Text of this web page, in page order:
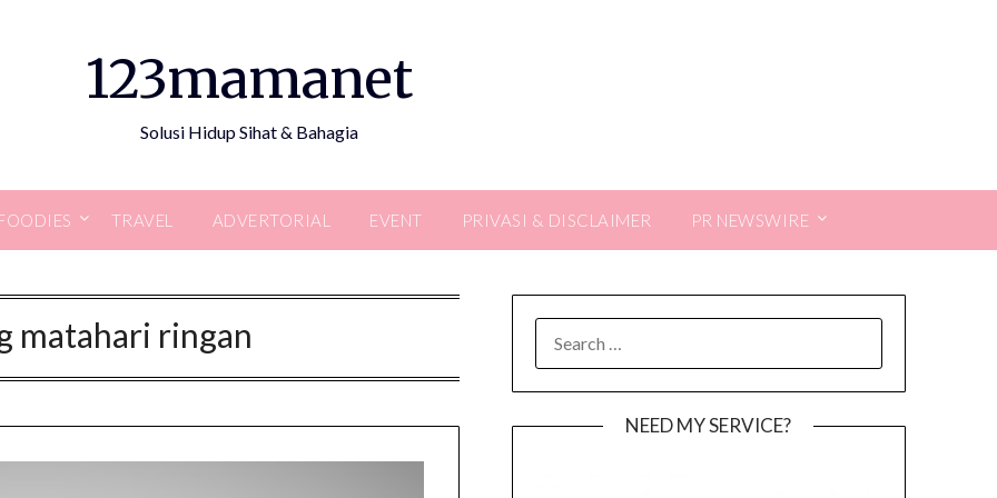
123mamanet
Solusi Hidup Sihat & Bahagia
TRAVEL ADVERTORIAL EVENT PRIVASI & DISCLAIMER PR NEWSWIRE
matahari ringan
FOR:
NEED MY SERVICE?